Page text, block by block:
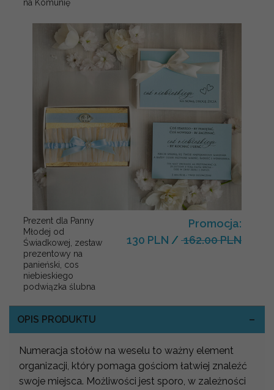
na Komunię
Prezent dla Panny
Młodej od
Świadkowej, zestaw
prezentowy na
panieński, cos
niebieskiego
podwiązka ślubna
Promocja:
130 PLN / 162.00 PLN
OPIS PRODUKTU
Numeracja stołów na weselu to ważny element
organizacji, który pomaga gościom łatwiej znaleźć
swoje miejsca. Możliwości jest sporo, w zależności